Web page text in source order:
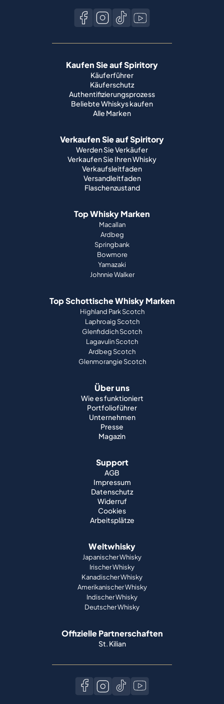
Kaufen Sie auf Spiritory
Käuferführer
Käuferschutz
Authentifizierungsprozess
Beliebte Whiskys kaufen
Alle Marken
Verkaufen Sie auf Spiritory
Werden Sie Verkäufer
Verkaufen Sie Ihren Whisky
Verkaufsleitfaden
Versandleitfaden
Flaschenzustand
Top Whisky Marken
Macallan
Ardbeg
Springbank
Bowmore
Yamazaki
Johnnie Walker
Top Schottische Whisky Marken
Highland Park Scotch
Laphroaig Scotch
Glenfiddich Scotch
Lagavulin Scotch
Ardbeg Scotch
Glenmorangie Scotch
Über uns
Wie es funktioniert
Portfolioführer
Unternehmen
Presse
Magazin
Support
AGB
Impressum
Datenschutz
Widerruf
Cookies
Arbeitsplätze
Weltwhisky
Japanischer Whisky
Irischer Whisky
Kanadischer Whisky
Amerikanischer Whisky
Indischer Whisky
Deutscher Whisky
Offizielle Partnerschaften
St. Kilian